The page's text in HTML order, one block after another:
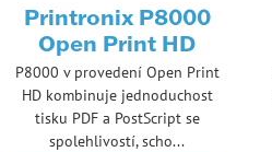
Printronix P8000
Open Print HD
P8000 v provedení Open Print
HD kombinuje jednoduchost
tisku PDF a PostScript se
spolehlivostí, scho...